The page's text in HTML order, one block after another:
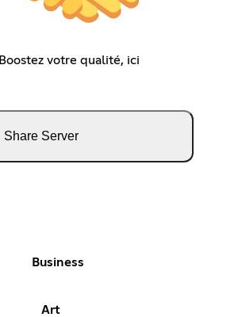
Boostez votre qualité, ici
Share Server
Business
Art